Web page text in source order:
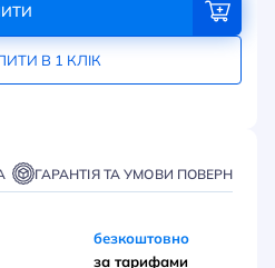
В 1 КЛІК
ГАРАНТІЯ ТА УМОВИ ПОВЕРНЕННЯ
безкоштовно
за тарифами